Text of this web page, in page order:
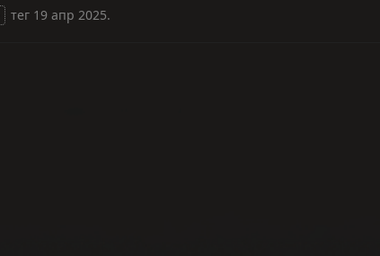
тег 19 апр 2025.